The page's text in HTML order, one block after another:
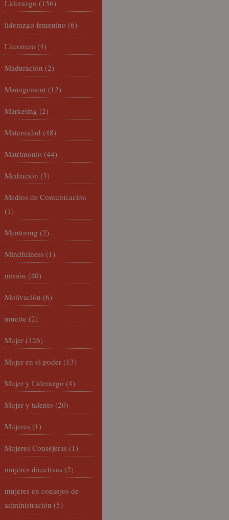
Liderazgo (156)
liderazgo femenino (6)
Literatura (4)
Maduración (2)
Management (12)
Marketing (2)
Maternidad (48)
Matrimonio (44)
Mediación (3)
Medios de Comunicación
(1)
Mentoring (2)
Mindfulness (1)
misión (40)
Motivación (6)
muerte (2)
Mujer (126)
Mujer en el poder (13)
Mujer y Liderazgo (4)
Mujer y talento (20)
Mujeres (1)
Mujeres Consejeras (1)
mujeres directivas (2)
mujeres en consejos de
administración (5)